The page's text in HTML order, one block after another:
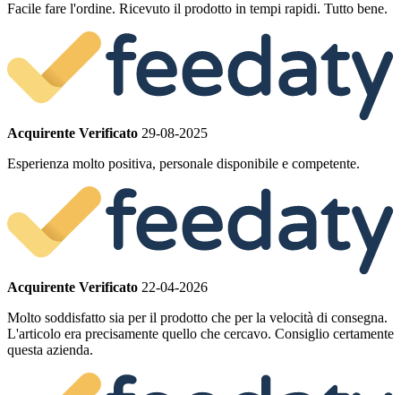
Facile fare l'ordine. Ricevuto il prodotto in tempi rapidi. Tutto bene.
Acquirente Verificato 29-08-2025
Esperienza molto positiva, personale disponibile e competente.
Acquirente Verificato 22-04-2026
Molto soddisfatto sia per il prodotto che per la velocità di consegna.
L'articolo era precisamente quello che cercavo. Consiglio certamente
questa azienda.